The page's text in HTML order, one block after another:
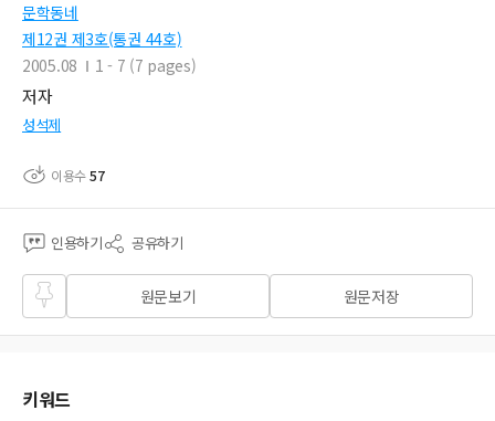
문학동네
제12권 제3호(통권 44호)
2005.08
1 - 7 (7 pages)
저자
성석제
이용수57
인용하기 공유하기
즐겨
찾기
원문보기 원문저장
키워드